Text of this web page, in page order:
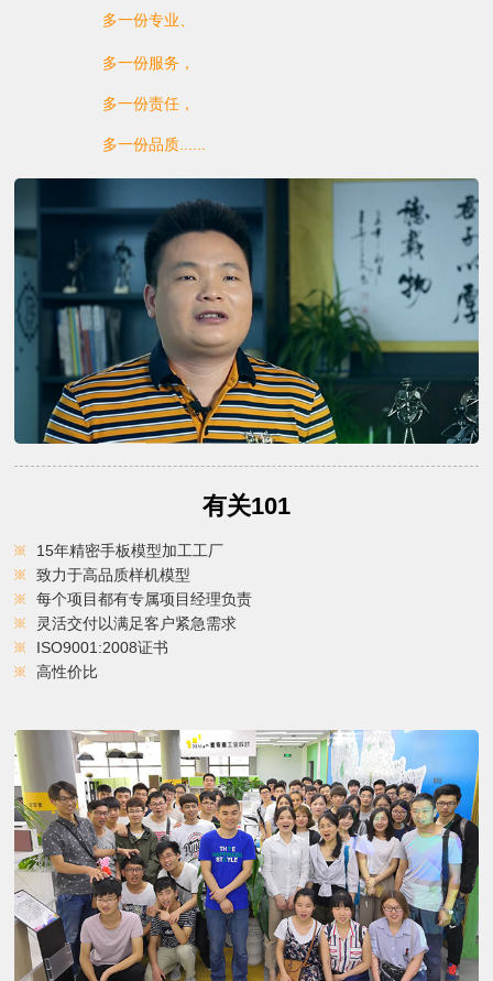
多一份专业、
多一份服务，
多一份责任，
多一份品质......
有关101
15年精密手板模型加工工厂
致力于高品质样机模型
每个项目都有专属项目经理负责
灵活交付以满足客户紧急需求
ISO9001:2008证书
高性价比